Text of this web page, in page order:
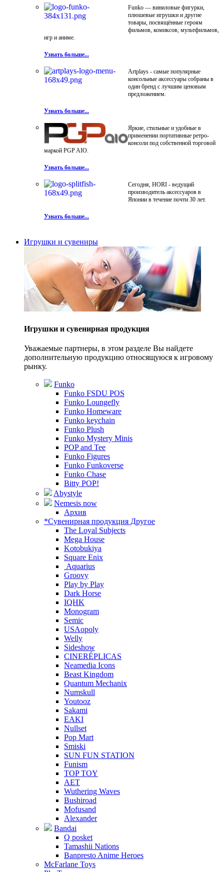
Funko — виниловые фигурки,
плюшевые игрушки и другие
товары, посвящённые героям
фильмов, комиксов, мультфильмов,
игр и аниме.
Узнать больше...
Artplays - самые популярные
консольные аксессуары собраны в
один бренд с лучшим ценовым
предложением.
Узнать больше...
Яркие, стильные и удобные в
применении портативные ретро-
консоли под собственной торговой
маркой PGP AIO.
Узнать больше...
Сегодня, HORI - ведущий
производитель аксессуаров в
Японии в течение почти 30 лет.
Узнать больше...
Игрушки и сувениры
Игрушки и сувенирная продукция
Уважаемые партнеры, в этом разделе Вы найдете
дополнительную продукцию относящуюся к игровому
рынку.
Funko
Funko FSDU POS
Funko Loungefly
Funko Homeware
Funko keychain
Funko Plush
Funko Mystery Minis
POP and Tee
Funko Figures
Funko Funkoverse
Funko Chase
Bitty POP!
Abystyle
Nemesis now
Архив
*Сувенирная продукция Другое
The Loyal Subjects
Mega House
Kotobukiya
Square Enix
Aquarius
Groovy
Play by Play
Dark Horse
IQHK
Monogram
Semic
USAopoly
Welly
Sideshow
CINERÉPLICAS
Neamedia Icons
Beast Kingdom
Quantum Mechanix
Numskull
Youtooz
Sakami
EAKI
Nullset
Pop Mart
Smiski
SUN FUN STATION
Funism
TOP TOY
AET
Wuthering Waves
Bushiroad
Mofusand
Alexander
Bandai
Q posket
Tamashii Nations
Banpresto Anime Heroes
McFarlane Toys